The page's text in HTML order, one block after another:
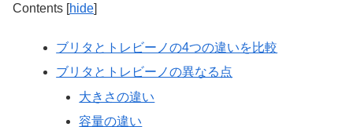
Contents [hide]
ブリタとトレビーノの4つの違いを比較
ブリタとトレビーノの異なる点
大きさの違い
容量の違い